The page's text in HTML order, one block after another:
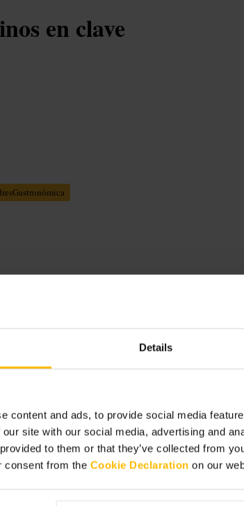
Details
content and ads, to provide social media
site with our social media, advertising and
to them or that they’ve collected from
consent from the Cookie Declaration on our
en clave
mesas bajas, iluminación cálida y
a aconsejar sobre vinos y
en la barra para ver la puesta a
rincón tranquilo. Pide
grupo.